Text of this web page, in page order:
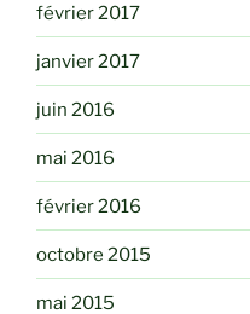
février 2017
janvier 2017
juin 2016
mai 2016
février 2016
octobre 2015
mai 2015